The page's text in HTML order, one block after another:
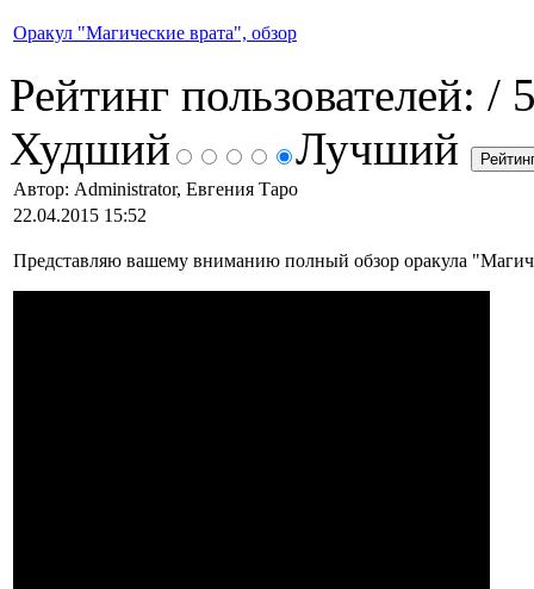
Оракул "Магические врата", обзор
Рейтинг пользователей: /
Худший
Лучший
Автор: Administrator, Евгения Таро
22.04.2015 15:52
Представляю вашему вниманию полный обзор оракула